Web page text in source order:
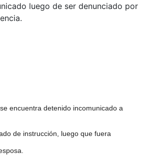
luego de ser denunciado por
encuentra detenido incomunicado a
de instrucción, luego que fuera